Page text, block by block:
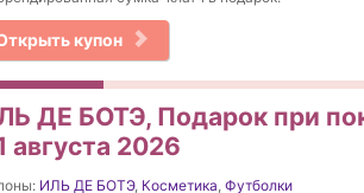
купон
ДЕ БОТЭ, Подарок при
августа 2026
ИЛЬ ДЕ БОТЭ, Косметика, Футболки